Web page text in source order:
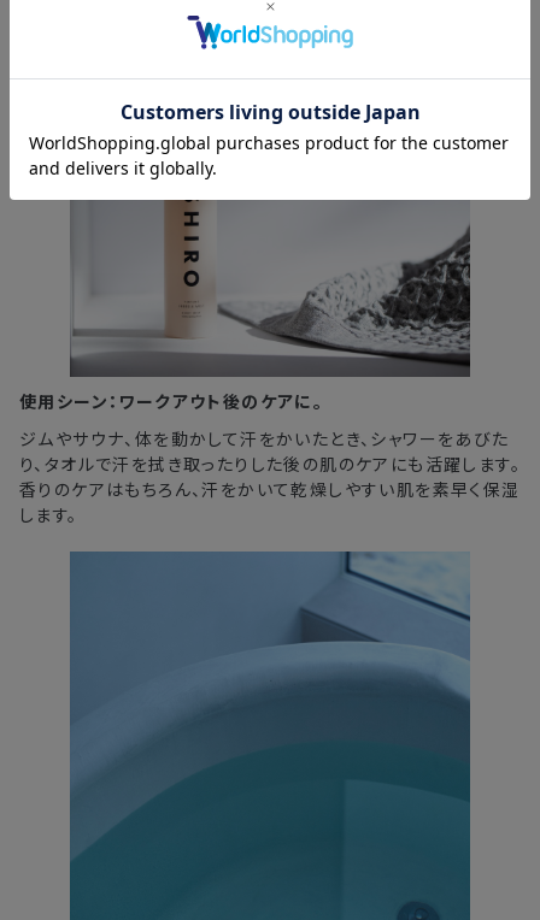
使用シーン：ワークアウト後のケアに。
ジムやサウナ、体を動かして汗をかいたとき、シャワーをあびた
り、タオルで汗を拭き取ったりした後の肌のケアにも活躍します。
香りのケアはもちろん、汗をかいて乾燥しやすい肌を素早く保湿
します。